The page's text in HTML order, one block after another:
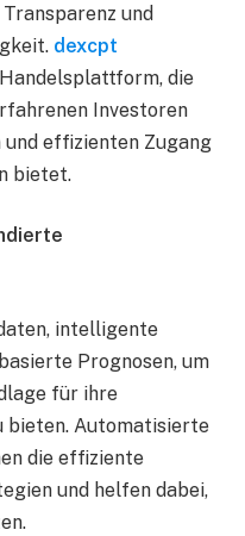
und
dexcpt
die
Investoren
effizienten Zugang
bietet.
intelligente
Prognosen, um
für ihre
bieten. Automatisierte
die effiziente
und helfen dabei,